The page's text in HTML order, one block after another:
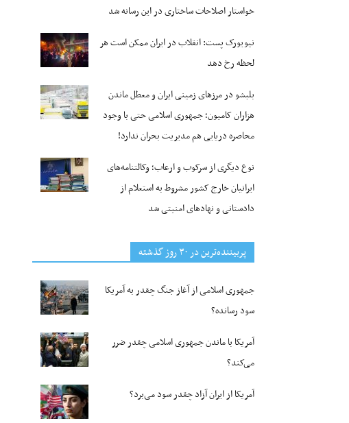
خواستار اصلاحات ساختاری در این رسانه شد
نیویورک پست: انقلاب در ایران ممکن است هر
لحظه رخ دهد
بلبشو در مرزهای زمینی ایران و معطل ماندن
هزاران کامیون؛ جمهوری اسلامی حتی با وجود
محاصره دریایی هم مدیریت بحران ندارد!
نوع دیگری از سرکوب و ارعاب؛ وکالتنامه‌های
ایرانیان خارج کشور مشروط به استعلام از
دادستانی و نهادهای امنیتی شد
پربیننده‌ترین‌ در ۳۰ روز گذشته
جمهوری اسلامی از آغاز جنگ چقدر به آمریکا
سود رسانده؟
آمریکا با ماندن جمهوری اسلامی چقدر ضرر
می‌کند؟
آمریکا از ایران آزاد چقدر سود می‌برد؟